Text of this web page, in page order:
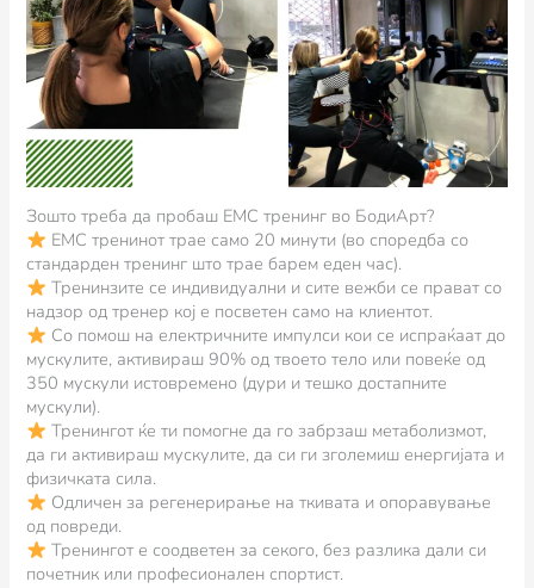
Зошто треба да пробаш ЕМС тренинг во БодиАрт?
ЕМС тренинот трае само 20 минути (во споредба со
стандарден тренинг што трае барем еден час).
Тренинзите се индивидуални и сите вежби се прават со
надзор од тренер кој е посветен само на клиентот.
Со помош на електричните импулси кои се испраќаат до
мускулите, активираш 90% од твоето тело или повеќе од
350 мускули истовремено (дури и тешко достапните
мускули).
Тренингот ќе ти помогне да го забрзаш метаболизмот,
да ги активираш мускулите, да си ги зголемиш енергијата и
физичката сила.
Одличен за регенерирање на ткивата и опоравување
од повреди.
Тренингот е соодветен за секого, без разлика дали си
почетник или професионален спортист.